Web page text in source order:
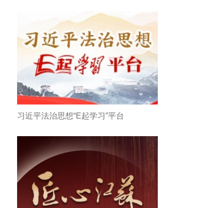
习近平法治思想“E起学习”平台